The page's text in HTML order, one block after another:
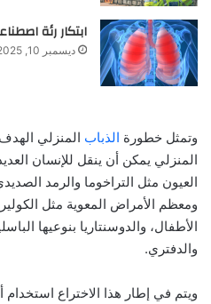
ابتكار رئة
ديسمبر 10, 2025
وتمثل خطورة الذباب المنزلي الهدف
المنزلي يمكن أن ينقل للإنسان
العيون مثل التراخوما والرمد
ومعظم الأمراض المعوية مثل
الأطفال، والدوسنتاريا بنوعيها
والدفتري.
ويتم في إطار هذا الاختراع